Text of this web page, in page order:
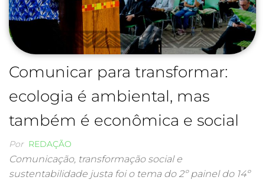
Comunicar para transformar:
ecologia é ambiental, mas
também é econômica e social
Por REDAÇÃO
Comunicação, transformação social e
sustentabilidade justa foi o tema do 2º painel do 14º